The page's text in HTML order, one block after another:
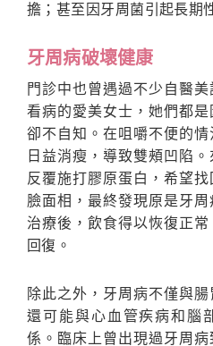
擔；甚至因牙周菌引起長期
牙周病破壞健康
門診中也曾遇過不少自醫
看病的愛美女士，她們都
卻不自知。在咀嚼不便的情
日益消瘦，導致雙頰凹陷
反覆施打膠原蛋白，希望
臉面相，最終發現原是牙
治療後，飲食得以恢復正
回復。
除此之外，牙周病不僅與腸
還可能與心血管疾病和腦
係。臨床上曾出現過牙周病